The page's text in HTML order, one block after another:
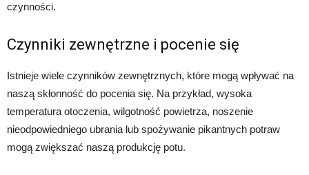
czynności.
Czynniki zewnętrzne i pocenie się
Istnieje wiele czynników zewnętrznych, które mogą wpływać na
naszą skłonność do pocenia się. Na przykład, wysoka
temperatura otoczenia, wilgotność powietrza, noszenie
nieodpowiedniego ubrania lub spożywanie pikantnych potraw
mogą zwiększać naszą produkcję potu.